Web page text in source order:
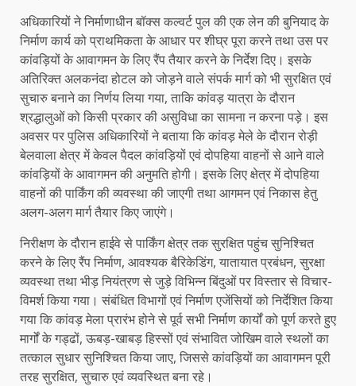
अधिकारियों ने निर्माणाधीन बॉक्स कल्वर्ट पुल की एक लेन की बुनियाद के
निर्माण कार्य को प्राथमिकता के आधार पर शीघ्र पूरा करने तथा उस पर
कांवड़ियों के आवागमन के लिए रैंप तैयार करने के निर्देश दिए। इसके
अतिरिक्त अलकनंदा होटल को जोड़ने वाले संपर्क मार्ग को भी सुरक्षित एवं
सुचारु बनाने का निर्णय लिया गया, ताकि कांवड़ यात्रा के दौरान
श्रद्धालुओं को किसी प्रकार की असुविधा का सामना न करना पड़े। इस
अवसर पर पुलिस अधिकारियों ने बताया कि कांवड़ मेले के दौरान रोड़ी
बेलवाला क्षेत्र में केवल पैदल कांवड़ियों एवं दोपहिया वाहनों से आने वाले
कांवड़ियों के आवागमन की अनुमति होगी। इसके लिए क्षेत्र में दोपहिया
वाहनों की पार्किंग की व्यवस्था की जाएगी तथा आगमन एवं निकास हेतु
अलग-अलग मार्ग तैयार किए जाएंगे।
निरीक्षण के दौरान हाईवे से पार्किंग क्षेत्र तक सुरक्षित पहुंच सुनिश्चित
करने के लिए रैंप निर्माण, आवश्यक बैरिकेडिंग, यातायात प्रबंधन, सुरक्षा
व्यवस्था तथा भीड़ नियंत्रण से जुड़े विभिन्न बिंदुओं पर विस्तार से विचार-
विमर्श किया गया। संबंधित विभागों एवं निर्माण एजेंसियों को निर्देशित किया
गया कि कांवड़ मेला प्रारंभ होने से पूर्व सभी निर्माण कार्यों को पूर्ण करते हुए
मार्गों के गड्ढों, ऊबड़-खाबड़ हिस्सों एवं संभावित जोखिम वाले स्थलों का
तत्काल सुधार सुनिश्चित किया जाए, जिससे कांवड़ियों का आवागमन पूरी
तरह सुरक्षित, सुचारु एवं व्यवस्थित बना रहे।